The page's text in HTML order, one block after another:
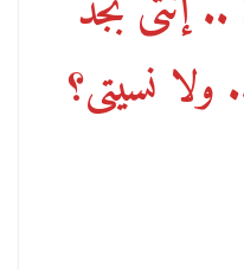
ولا نسيتى؟